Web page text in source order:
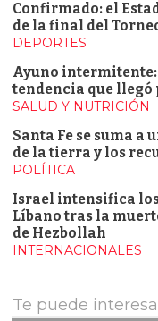
Confirmado: el
de la final del
DEPORTES
Ayuno intermitente:
tendencia que llegó
SALUD Y NUTRICIÓN
Santa Fe se suma a
de la tierra y los
POLÍTICA
Israel intensifica
Líbano tras la
de Hezbollah
INTERNACIONALES
Te puede